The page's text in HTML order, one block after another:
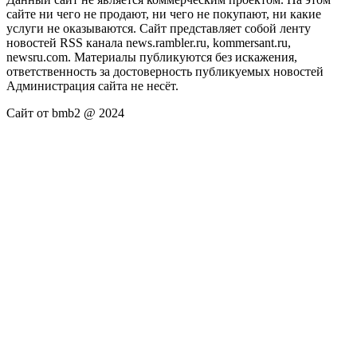
сайте ни чего не продают, ни чего не покупают, ни какие
услуги не оказываются. Сайт представляет собой ленту
новостей RSS канала news.rambler.ru, kommersant.ru,
newsru.com. Материалы публикуются без искажения,
ответственность за достоверность публикуемых новостей
Администрация сайта не несёт.
Сайт от bmb2 @ 2024